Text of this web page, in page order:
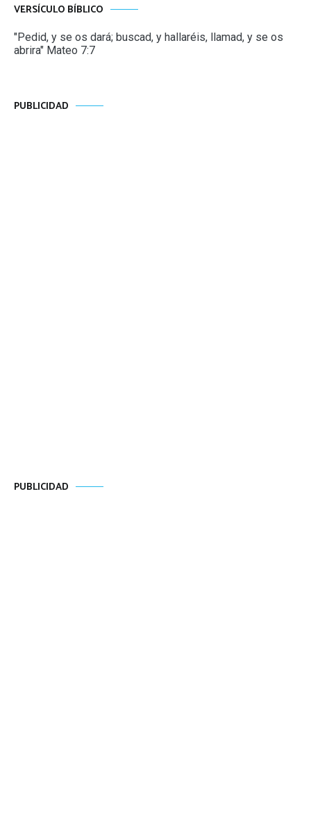
VERSÍCULO BÍBLICO
"Pedid, y se os dará; buscad, y hallaréis, llamad, y se os
abrira" Mateo 7:7
PUBLICIDAD
PUBLICIDAD